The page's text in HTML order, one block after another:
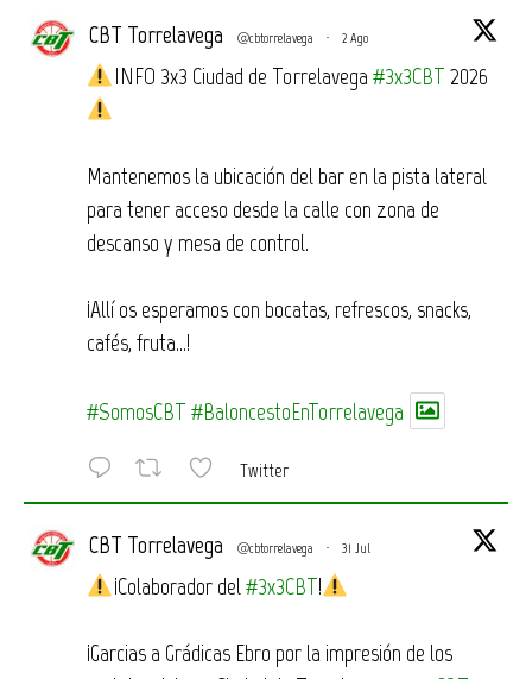
CBT Torrelavega @cbtorrelavega · 2 Ago
INFO 3x3 Ciudad de Torrelavega#3x3CBT 2026
Mantenemos la ubicación del bar en la pista lateral
para tener acceso desde la calle con zona de
descanso y mesa de control.
¡Allí os esperamos con bocatas, refrescos, snacks,
cafés, fruta…!
#SomosCBT #BaloncestoEnTorrelavega
Twitter
CBT Torrelavega @cbtorrelavega · 31 Jul
¡Colaborador del#3x3CBT!
¡Garcias a Grádicas Ebro por la impresión de los